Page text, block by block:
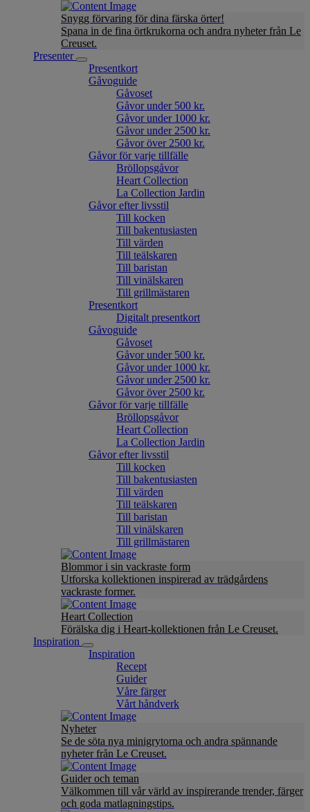
Snygg förvaring för dina färska örter!
Spana in de fina örtkrukorna och andra nyheter från Le
Creuset.
Presenter
Presentkort
Gåvoguide
Gåvoset
Gåvor under 500 kr.
Gåvor under 1000 kr.
Gåvor under 2500 kr.
Gåvor över 2500 kr.
Gåvor för varje tillfälle
Bröllopsgåvor
Heart Collection
La Collection Jardin
Gåvor efter livsstil
Till kocken
Till bakentusiasten
Till värden
Till teälskaren
Till baristan
Till vinälskaren
Till grillmästaren
Presentkort
Digitalt presentkort
Gåvoguide
Gåvoset
Gåvor under 500 kr.
Gåvor under 1000 kr.
Gåvor under 2500 kr.
Gåvor över 2500 kr.
Gåvor för varje tillfälle
Bröllopsgåvor
Heart Collection
La Collection Jardin
Gåvor efter livsstil
Till kocken
Till bakentusiasten
Till värden
Till teälskaren
Till baristan
Till vinälskaren
Till grillmästaren
Blommor i sin vackraste form
Utforska kollektionen inspirerad av trädgårdens
vackraste former.
Heart Collection
Förälska dig i Heart-kollektionen från Le Creuset.
Inspiration
Inspiration
Recept
Guider
Våre färger
Vårt håndverk
Nyheter
Se de söta nya minigrytorna och andra spännande
nyheter från Le Creuset.
Guider och teman
Välkommen till vår värld av inspirerande trender, färger
och goda matlagningstips.